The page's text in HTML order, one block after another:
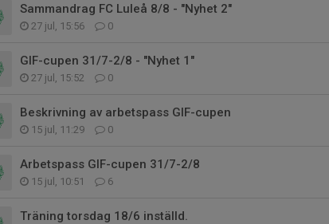
Sammandrag FC Luleå 8/8 - "Nyhet 2"
27 jul, 15:56 0
GIF-cupen 31/7-2/8 - "Nyhet 1"
27 jul, 15:52 0
Beskrivning av arbetspass GIF-cupen
15 jul, 11:29 0
Arbetspass GIF-cupen 31/7-2/8
15 jul, 10:51 6
Träning torsdag 18/6 inställd.